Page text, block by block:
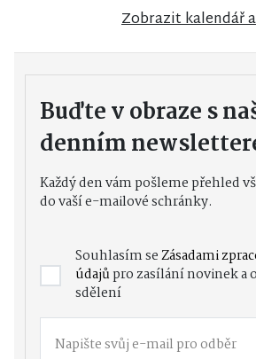
Zobrazit kalendář
Buďte v obraze s
denním
Každý den vám pošleme přehled
do vaší e-mailové schránky.
Souhlasím seZásadami
údajůpro zasílání novinek a
sdělení